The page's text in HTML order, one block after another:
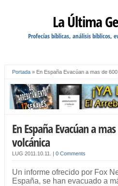
La Última
Profecías bíblicas, análisis bíblicos,
Portada» En España Evacúan a mas de
En España Evacúan a
volcánica
LUG 2011.10.11. 0 Comments
Un informe ofrecido por Fox
España, se han evacuado a